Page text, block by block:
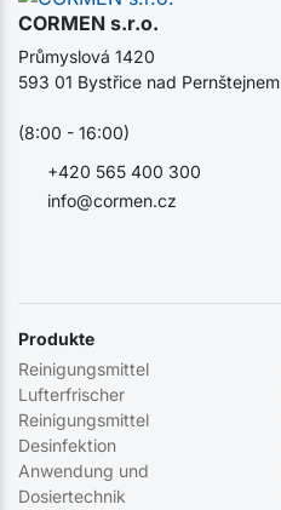
CORMEN s.r.o.
info@cormen.cz
+420 565 400 300
Průmyslová 1420
593 01 Bystřice nad Pernštejnem
(8:00 - 16:00)
Produkte
Reinigungsmittel
Lufterfrischer
Reinigungsmittel
Desinfektion
Anwendung und
Dosiertechnik